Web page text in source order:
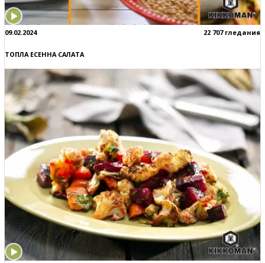
09.02.2024 22 707 гледания
ТОПЛА ЕСЕННА САЛАТА